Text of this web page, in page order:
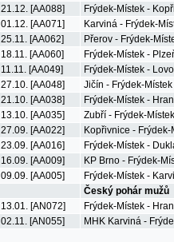
21.12. [AA088]
Frýdek-Místek -
01.12. [AA071]
Karviná - Frýdek-
25.11. [AA062]
Přerov - Frýdek-
18.11. [AA060]
Frýdek-Místek -
11.11. [AA049]
Frýdek-Místek -
27.10. [AA048]
Jičín - Frýdek-Místek
21.10. [AA038]
Frýdek-Místek -
13.10. [AA035]
Zubří - Frýdek-Místek
27.09. [AA022]
Kopřivnice - Frýdek-
23.09. [AA016]
Frýdek-Místek -
16.09. [AA009]
KP Brno - Frýdek-
09.09. [AA005]
Frýdek-Místek -
Český pohár mužů
13.01. [AN072]
Frýdek-Místek -
02.11. [AN055]
MHK Karviná -